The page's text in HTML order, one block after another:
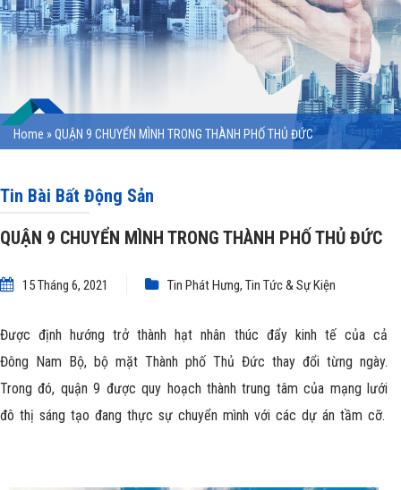
Home »QUẬN 9 CHUYỂN MÌNH TRONG THÀNH PHỐ THỦ ĐỨC
Tin Bài Bất Động Sản
QUẬN 9 CHUYỂN MÌNH TRONG THÀNH PHỐ THỦ ĐỨC
15 Tháng 6, 2021 Tin Phát Hưng, Tin Tức & Sự Kiện
Được định hướng trở thành hạt nhân thúc đẩy kinh tế của cả
Đông Nam Bộ, bộ mặt Thành phố Thủ Đức thay đổi từng ngày.
Trong đó, quận 9 được quy hoạch thành trung tâm của mạng lưới
đô thị sáng tạo đang thực sự chuyển mình với các dự án tầm cỡ.